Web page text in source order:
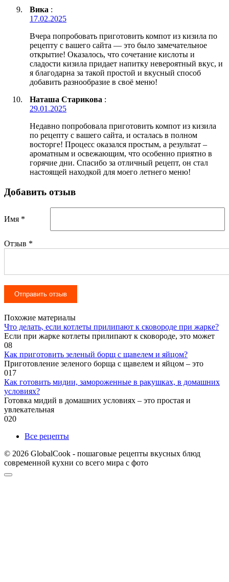
Вика :
17.02.2025
Вчера попробовать приготовить компот из кизила по
рецепту с вашего сайта — это было замечательное
открытие! Оказалось, что сочетание кислоты и
сладости кизила придает напитку невероятный вкус, и
я благодарна за такой простой и вкусный способ
добавить разнообразие в своё меню!
Наташа Старикова :
29.01.2025
Недавно попробовала приготовить компот из кизила
по рецепту с вашего сайта, и осталась в полном
восторге! Процесс оказался простым, а результат –
ароматным и освежающим, что особенно приятно в
горячие дни. Спасибо за отличный рецепт, он стал
настоящей находкой для моего летнего меню!
Добавить отзыв
Имя *
Отзыв *
Похожие материалы
Что делать, если котлеты прилипают к сковороде при жарке?
Если при жарке котлеты прилипают к сковороде, это может
08
Как приготовить зеленый борщ с щавелем и яйцом?
Приготовление зеленого борща с щавелем и яйцом – это
017
Как готовить мидии, замороженные в ракушках, в домашних
условиях?
Готовка мидий в домашних условиях – это простая и
увлекательная
020
Все рецепты
© 2026 GlobalCook - пошаговые рецепты вкусных блюд
современной кухни со всего мира с фото